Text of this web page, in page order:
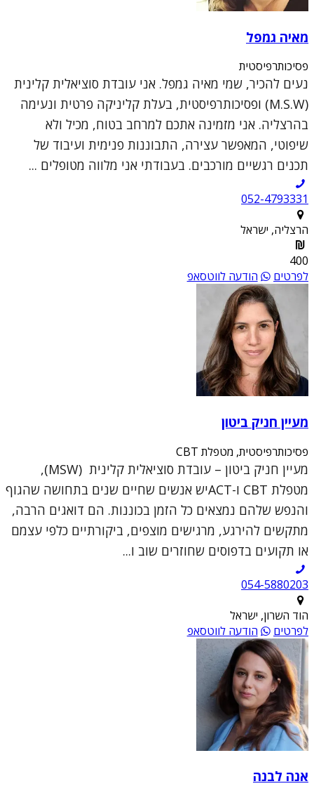
מאיה גמפל
פסיכותרפיסטית
נעים להכיר, שמי מאיה גמפל. אני עובדת סוציאלית קלינית
(M.S.W) ופסיכותרפיסטית, בעלת קליניקה פרטית ונעימה
בהרצליה. אני מזמינה אתכם למרחב בטוח, מכיל ולא
שיפוטי, המאפשר עצירה, התבוננות פנימית ועיבוד של
תכנים רגשיים מורכבים. בעבודתי אני מלווה מטופלים ...
052-4793331
הרצליה, ישראל
400
לפרטים
הודעה לווטסאפ
מעיין חניק ביטון
פסיכותרפיסטית, מטפלת CBT
מעיין חניק ביטון – עובדת סוציאלית קלינית (MSW),
מטפלת CBT ו-ACTיש אנשים שחיים שנים בתחושה שהגוף
והנפש שלהם נמצאים כל הזמן בכוננות. הם דואגים הרבה,
מתקשים להירגע, מרגישים מוצפים, ביקורתיים כלפי עצמם
או תקועים בדפוסים שחוזרים שוב ו...
054-5880203
הוד השרון, ישראל
לפרטים
הודעה לווטסאפ
אנה לבנה